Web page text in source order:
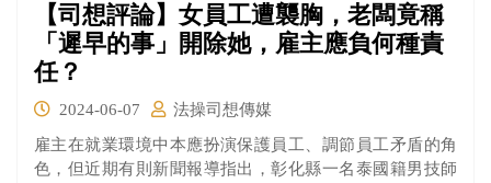
【司想評論】女員工遭襲胸，老闆竟稱
「遲早的事」開除她，雇主應負何種責
任？
2024-06-07
法操司想傳媒
雇主在就業環境中本應扮演保護員工、調節員工矛盾的角
色，但近期有則新聞報導指出，彰化縣一名泰國籍男技師